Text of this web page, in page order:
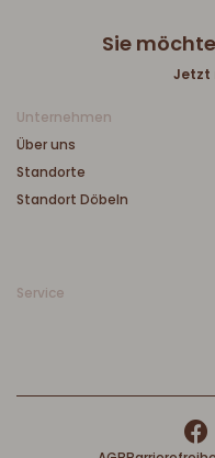
Sie
Jetzt
Unternehmen
Über uns
Standorte
Standort Döbeln
Service